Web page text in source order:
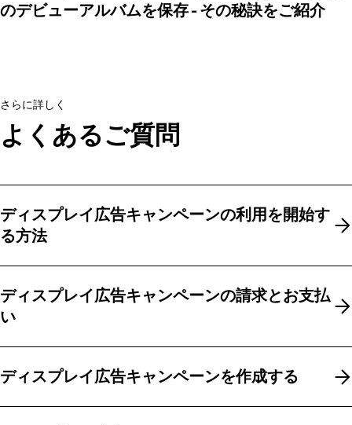
のデビューアルバムを保存 ‑ その秘訣をご紹介
さらに詳しく
よくあるご質問
ディスプレイ広告キャンペーンの利用を開始す
る方法
ディスプレイ広告キャンペーンの利用を開始す
る方法
ディスプレイ広告キャンペーンの請求とお支払
い
ディスプレイ広告キャンペーンの請求とお支払
い
ディスプレイ広告キャンペーンを作成する
ディスプレイ広告キャンペーンを作成する